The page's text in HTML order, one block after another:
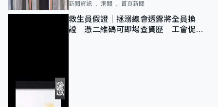
新聞資訊 港聞 首頁新聞
救生員假證｜拯溺總會透露將全員換
證 憑二維碼可即場查資歷 工會促加